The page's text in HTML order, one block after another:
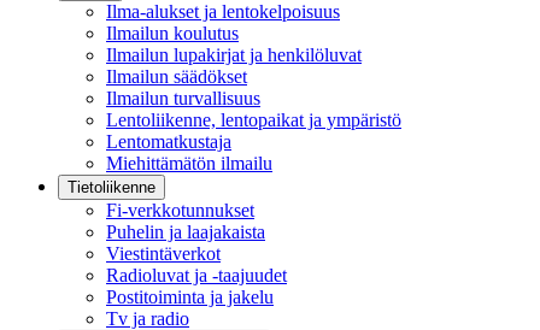
Ilma-alukset ja lentokelpoisuus
Ilmailun koulutus
Ilmailun lupakirjat ja henkilöluvat
Ilmailun säädökset
Ilmailun turvallisuus
Lentoliikenne, lentopaikat ja ympäristö
Lentomatkustaja
Miehittämätön ilmailu
Tietoliikenne
Fi-verkkotunnukset
Puhelin ja laajakaista
Viestintäverkot
Radioluvat ja -taajuudet
Postitoiminta ja jakelu
Tv ja radio